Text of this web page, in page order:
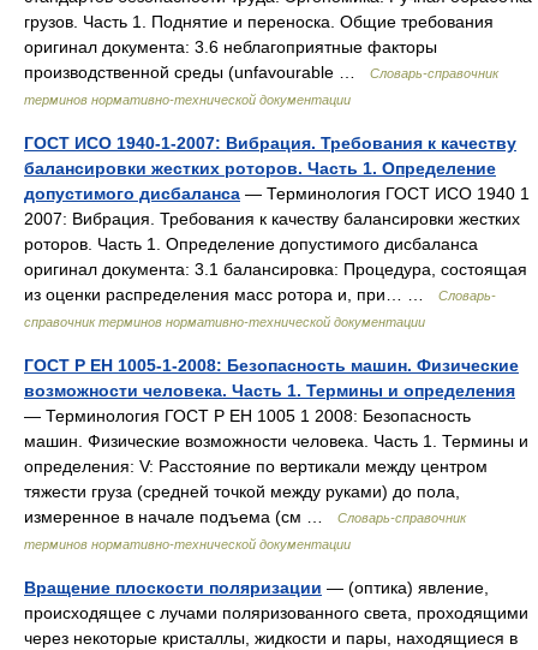
грузов. Часть 1. Поднятие и переноска. Общие требования
оригинал документа: 3.6 неблагоприятные факторы
производственной среды (unfavourable …
Словарь-справочник
терминов нормативно-технической документации
ГОСТ ИСО 1940-1-2007: Вибрация. Требования к качеству
балансировки жестких роторов. Часть 1. Определение
допустимого дисбаланса — Терминология ГОСТ ИСО 1940 1
2007: Вибрация. Требования к качеству балансировки жестких
роторов. Часть 1. Определение допустимого дисбаланса
оригинал документа: 3.1 балансировка: Процедура, состоящая
из оценки распределения масс ротора и, при… …
Словарь-
справочник терминов нормативно-технической документации
ГОСТ Р ЕН 1005-1-2008: Безопасность машин. Физические
возможности человека. Часть 1. Термины и определения
— Терминология ГОСТ Р ЕН 1005 1 2008: Безопасность
машин. Физические возможности человека. Часть 1. Термины и
определения: V: Расстояние по вертикали между центром
тяжести груза (средней точкой между руками) до пола,
измеренное в начале подъема (см …
Словарь-справочник
терминов нормативно-технической документации
Вращение плоскости поляризации — (оптика) явление,
происходящее с лучами поляризованного света, проходящими
через некоторые кристаллы, жидкости и пары, находящиеся в